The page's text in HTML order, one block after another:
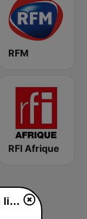
RFM
RFI Afrique
Radio source divine en ligne